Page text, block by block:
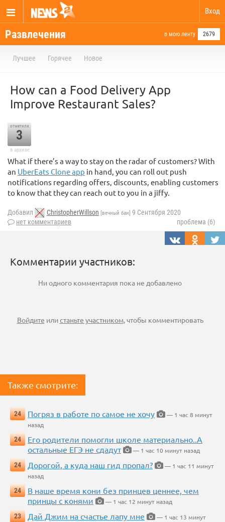
Вход
Развлечения в мою ленту 2679
Лучшее Горячее Новое
How can a Food Delivery App
Improve Restaurant Sales?
отметили
3
в архиве
What if there’s a way to stay on the radar of customers? With
an UberEats Clone app in hand, you can roll out push
notifications regarding offers, discounts, enabling customers
to know that they can reach out to you in a jiffy.
Добавил ChristopherWillson [вечный бан] 9 Сентября 2020
нет комментариев
проблема (6)
Комментарии участников:
Ни одного комментария пока не добавлено
Войдите илистаньте участником, чтобы комментировать
Также смотрите:
24 Погряз в работе по самое не хочу
— 1 час 8 минут
назад
24
Его родители помогли школе материально..А
остальные ЕГЭ не сдадут
— 1 час 10 минут назад
24
Дорогой, а куда наш гид пропал?
— 1 час 11 минут
назад
24
В наше время кони без принцев ценнее, чем
принцы с конями
— 1 час 12 минут назад
23
Дай Джим на счастье лапу мне
— 1 час 13 минут